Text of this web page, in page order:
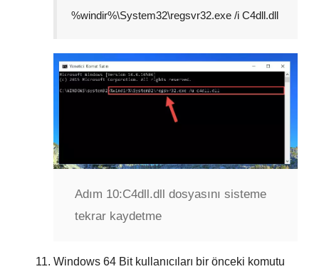
%windir%\System32\regsvr32.exe /i C4dll.dll
Adım 10:C4dll.dll dosyasını sisteme
tekrar kaydetme
Windows 64 Bitkullanıcıları bir önceki komutu